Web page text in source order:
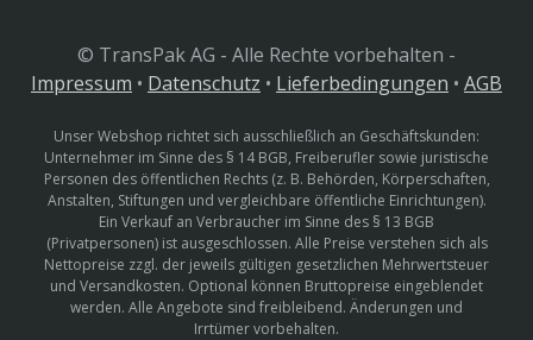
© TransPak AG - Alle Rechte vorbehalten -
Impressum • Datenschutz • Lieferbedingungen • AGB
Unser Webshop richtet sich ausschließlich an Geschäftskunden:
Unternehmer im Sinne des § 14 BGB, Freiberufler sowie juristische
Personen des öffentlichen Rechts (z. B. Behörden, Körperschaften,
Anstalten, Stiftungen und vergleichbare öffentliche Einrichtungen).
Ein Verkauf an Verbraucher im Sinne des § 13 BGB
(Privatpersonen) ist ausgeschlossen. Alle Preise verstehen sich als
Nettopreise zzgl. der jeweils gültigen gesetzlichen Mehrwertsteuer
und Versandkosten. Optional können Bruttopreise eingeblendet
werden. Alle Angebote sind freibleibend. Änderungen und
Irrtümer vorbehalten.